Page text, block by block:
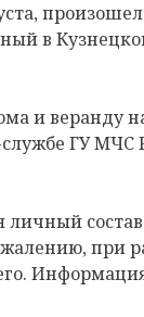
в
и веранду
ГУ МЧС
при